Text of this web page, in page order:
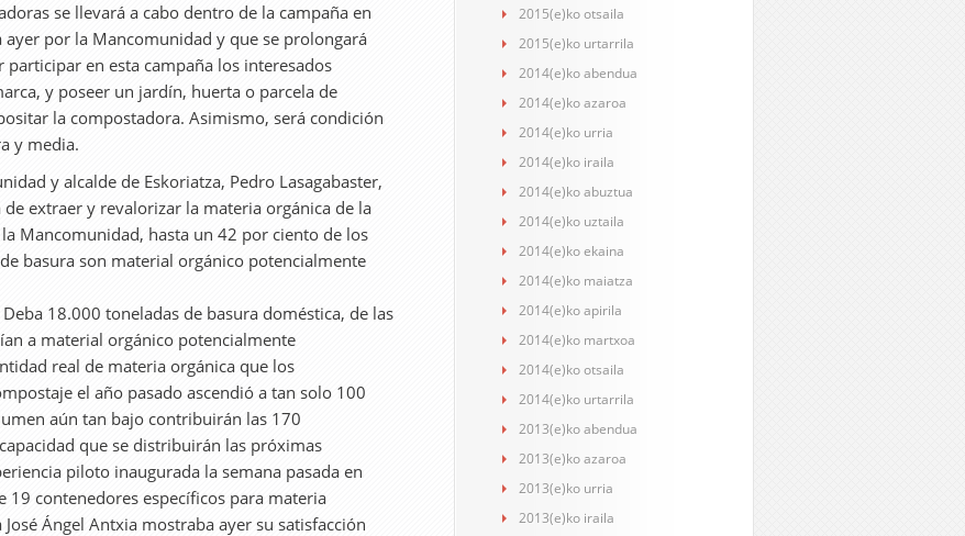
se llevará a cabo dentro de la campaña en
por la Mancomunidad y que se prolongará
participar en esta campaña los interesados
y poseer un jardín, huerta o parcela de
la compostadora. Asimismo, será condición
y media.
y alcalde de Eskoriatza, Pedro Lasagabaster,
extraer y revalorizar la materia orgánica de la
Mancomunidad, hasta un 42 por ciento de los
basura son material orgánico potencialmente
18.000 toneladas de basura doméstica, de las
a material orgánico potencialmente
real de materia orgánica que los
el año pasado ascendió a tan solo 100
aún tan bajo contribuirán las 170
que se distribuirán las próximas
piloto inaugurada la semana pasada en
19 contenedores específicos para materia
Ángel Antxia mostraba ayer su satisfacción
2015(e)ko otsaila
2015(e)ko urtarrila
2014(e)ko abendua
2014(e)ko azaroa
2014(e)ko urria
2014(e)ko iraila
2014(e)ko abuztua
2014(e)ko uztaila
2014(e)ko ekaina
2014(e)ko maiatza
2014(e)ko apirila
2014(e)ko martxoa
2014(e)ko otsaila
2014(e)ko urtarrila
2013(e)ko abendua
2013(e)ko azaroa
2013(e)ko urria
2013(e)ko iraila